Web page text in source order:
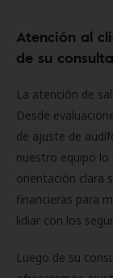
Atención al
de su consulta
La atención de
Desde
de ajuste de
nuestro equipo lo
orientación clara
financieras para
lidiar con los
Luego de su